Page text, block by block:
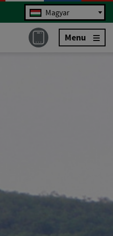
Jazyk Magyar
Menu